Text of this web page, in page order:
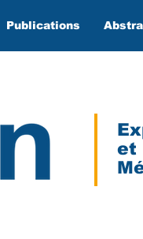
Publications
et